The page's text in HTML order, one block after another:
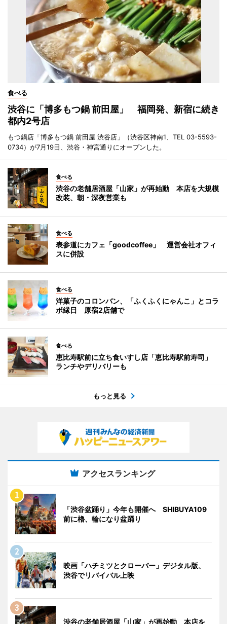
食べる
渋谷に「博多もつ鍋 前田屋」 福岡発、新宿に続き
都内2号店
もつ鍋店「博多もつ鍋 前田屋 渋谷店」（渋谷区神南1、TEL 03-5593-
0734）が7月19日、渋谷・神宮通りにオープンした。
食べる
渋谷の老舗居酒屋「山家」が再始動 本店を大規模
改装、朝・深夜営業も
食べる
表参道にカフェ「goodcoffee」 運営会社オフィ
スに併設
食べる
洋菓子のコロンバン、「ふくふくにゃんこ」とコラ
ボ縁日 原宿2店舗で
食べる
恵比寿駅前に立ち食いすし店「恵比寿駅前寿司」
ランチやデリバリーも
もっと見る
アクセスランキング
「渋谷盆踊り」今年も開催へ SHIBUYA109
前に櫓、輪になり盆踊り
映画「ハチミツとクローバー」デジタル版、
渋谷でリバイバル上映
渋谷の老舗居酒屋「山家」が再始動 本店を